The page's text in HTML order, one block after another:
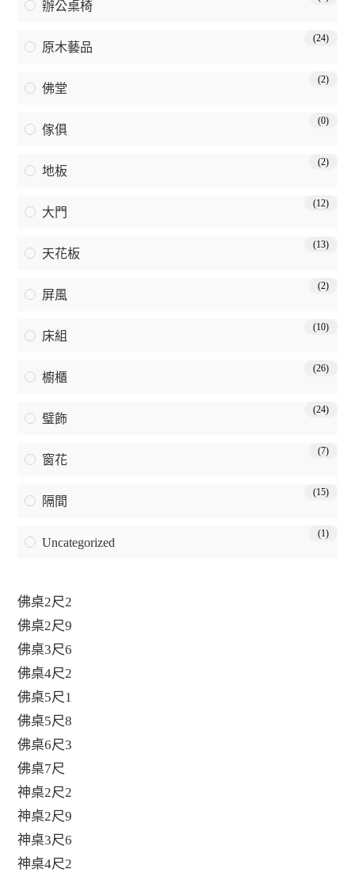
辦公桌椅
原木藝品
(24)
佛堂
(2)
傢俱
(0)
地板
(2)
大門
(12)
天花板
(13)
屏風
(2)
床組
(10)
櫥櫃
(26)
璧飾
(24)
窗花
(7)
隔間
(15)
Uncategorized
(1)
佛桌2尺2
佛桌2尺9
佛桌3尺6
佛桌4尺2
佛桌5尺1
佛桌5尺8
佛桌6尺3
佛桌7尺
神桌2尺2
神桌2尺9
神桌3尺6
神桌4尺2